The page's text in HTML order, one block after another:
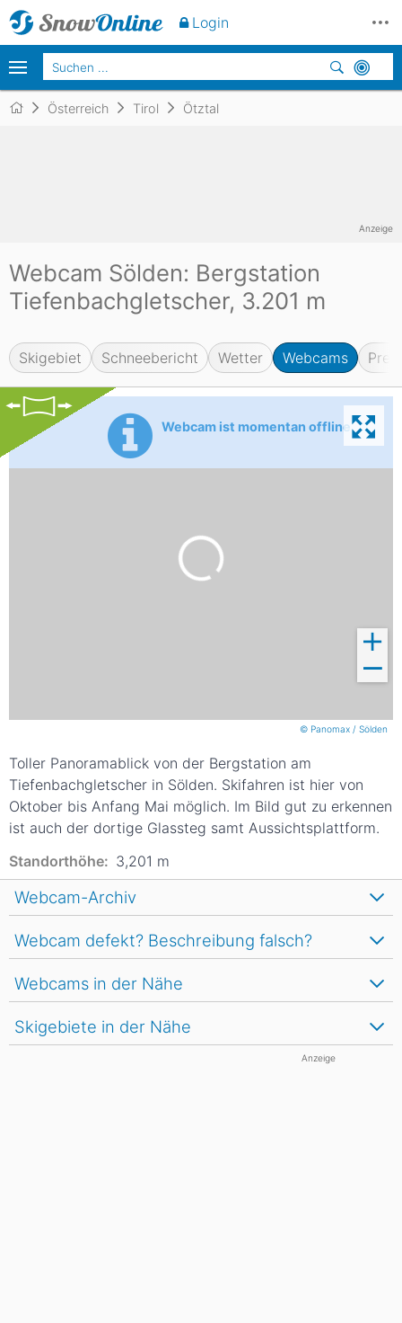
Österreich Tirol Ötztal
Webcam Sölden: Bergstation
Tiefenbachgletscher, 3.201 m
Skigebiet Schneebericht Wetter Webcams
Webcam ist momentan offline
© Panomax / Sölden
Toller Panoramablick von der Bergstation am
Tiefenbachgletscher in Sölden. Skifahren ist hier von
Oktober bis Anfang Mai möglich. Im Bild gut zu erkennen
ist auch der dortige Glassteg samt Aussichtsplattform.
Standorthöhe: 3,201 m
Webcam-Archiv
Anzeige
Webcam defekt? Beschreibung falsch?
Webcams in der Nähe
Skigebiete in der Nähe
Anzeige
Login